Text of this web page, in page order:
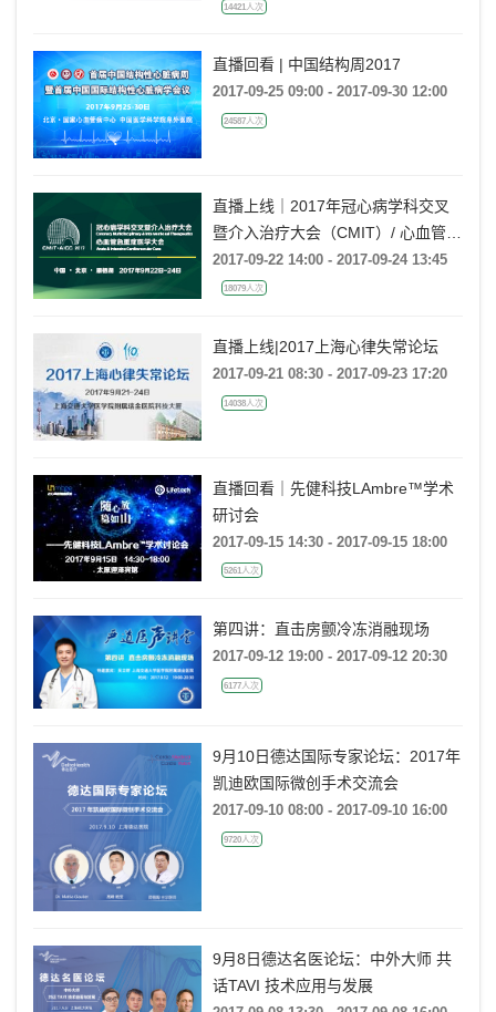
14421人次
直播回看 | 中国结构周2017
2017-09-25 09:00 - 2017-09-30 12:00
24587人次
直播上线｜2017年冠心病学科交叉
暨介入治疗大会（CMIT）/ 心血管急
重症医学大会（AICC）
2017-09-22 14:00 - 2017-09-24 13:45
18079人次
直播上线|2017上海心律失常论坛
2017-09-21 08:30 - 2017-09-23 17:20
14038人次
直播回看｜先健科技LAmbre™学术
研讨会
2017-09-15 14:30 - 2017-09-15 18:00
5261人次
第四讲：直击房颤冷冻消融现场
2017-09-12 19:00 - 2017-09-12 20:30
6177人次
9月10日德达国际专家论坛：2017年
凯迪欧国际微创手术交流会
2017-09-10 08:00 - 2017-09-10 16:00
9720人次
9月8日德达名医论坛：中外大师 共
话TAVI 技术应用与发展